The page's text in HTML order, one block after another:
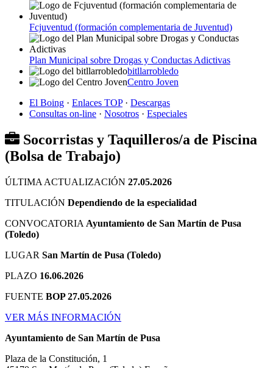
Fcjuventud (formación complementaria de Juventud)
Plan Municipal sobre Drogas y Conductas Adictivas
bitllarrobledo
Centro Joven
El Boing · Enlaces TOP· Descargas
Consultas on-line · Nosotros · Especiales
Socorristas y Taquilleros/a de Piscina
(Bolsa de Trabajo)
ÚLTIMA ACTUALIZACIÓN 27.05.2026
TITULACIÓN Dependiendo de la especialidad
CONVOCATORIA Ayuntamiento de San Martín de Pusa
(Toledo)
LUGAR San Martín de Pusa (Toledo)
PLAZO 16.06.2026
FUENTE BOP 27.05.2026
VER MÁS INFORMACIÓN
Ayuntamiento de San Martín de Pusa
Plaza de la Constitución, 1